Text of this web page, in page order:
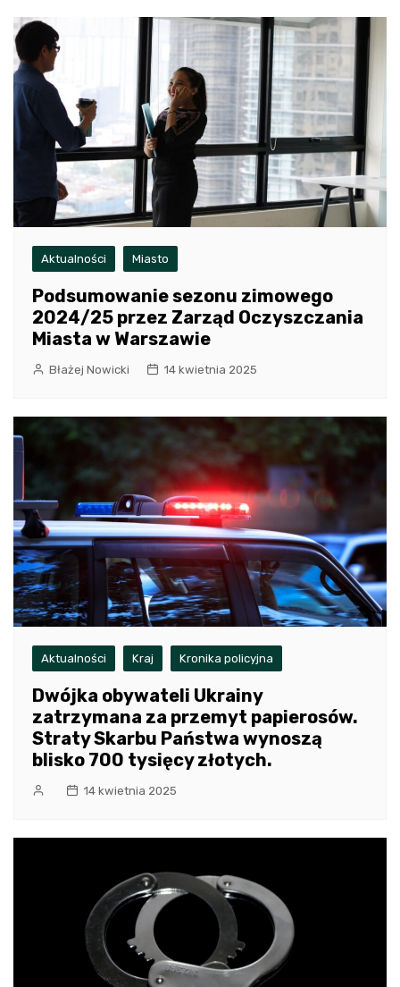
Aktualności Miasto
Podsumowanie sezonu zimowego
2024/25 przez Zarząd Oczyszczania
Miasta w Warszawie
Błażej Nowicki 14 kwietnia 2025
Aktualności Kraj Kronika policyjna
Dwójka obywateli Ukrainy
zatrzymana za przemyt papierosów.
Straty Skarbu Państwa wynoszą
blisko 700 tysięcy złotych.
14 kwietnia 2025